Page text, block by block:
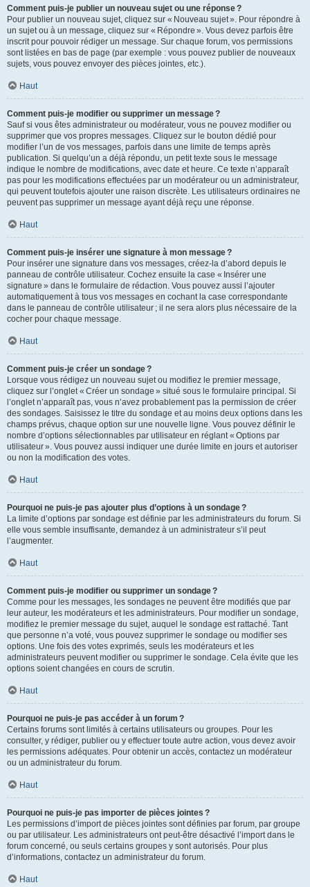
Comment puis-je publier un nouveau sujet ou une réponse ?
Pour publier un nouveau sujet, cliquez sur « Nouveau sujet ». Pour répondre à
un sujet ou à un message, cliquez sur « Répondre ». Vous devez parfois être
inscrit pour pouvoir rédiger un message. Sur chaque forum, vos permissions
sont listées en bas de page (par exemple : vous pouvez publier de nouveaux
sujets, vous pouvez envoyer des pièces jointes, etc.).
Haut
Comment puis-je modifier ou supprimer un message ?
Sauf si vous êtes administrateur ou modérateur, vous ne pouvez modifier ou
supprimer que vos propres messages. Cliquez sur le bouton dédié pour
modifier l’un de vos messages, parfois dans une limite de temps après
publication. Si quelqu’un a déjà répondu, un petit texte sous le message
indique le nombre de modifications, avec date et heure. Ce texte n’apparaît
pas pour les modifications effectuées par un modérateur ou un administrateur,
qui peuvent toutefois ajouter une raison discrète. Les utilisateurs ordinaires ne
peuvent pas supprimer un message ayant déjà reçu une réponse.
Haut
Comment puis-je insérer une signature à mon message ?
Pour insérer une signature dans vos messages, créez-la d’abord depuis le
panneau de contrôle utilisateur. Cochez ensuite la case « Insérer une
signature » dans le formulaire de rédaction. Vous pouvez aussi l’ajouter
automatiquement à tous vos messages en cochant la case correspondante
dans le panneau de contrôle utilisateur ; il ne sera alors plus nécessaire de la
cocher pour chaque message.
Haut
Comment puis-je créer un sondage ?
Lorsque vous rédigez un nouveau sujet ou modifiez le premier message,
cliquez sur l’onglet « Créer un sondage » situé sous le formulaire principal. Si
l’onglet n’apparaît pas, vous n’avez probablement pas la permission de créer
des sondages. Saisissez le titre du sondage et au moins deux options dans les
champs prévus, chaque option sur une nouvelle ligne. Vous pouvez définir le
nombre d’options sélectionnables par utilisateur en réglant « Options par
utilisateur ». Vous pouvez aussi indiquer une durée limite en jours et autoriser
ou non la modification des votes.
Haut
Pourquoi ne puis-je pas ajouter plus d’options à un sondage ?
La limite d’options par sondage est définie par les administrateurs du forum. Si
elle vous semble insuffisante, demandez à un administrateur s’il peut
l’augmenter.
Haut
Comment puis-je modifier ou supprimer un sondage ?
Comme pour les messages, les sondages ne peuvent être modifiés que par
leur auteur, les modérateurs et les administrateurs. Pour modifier un sondage,
modifiez le premier message du sujet, auquel le sondage est rattaché. Tant
que personne n’a voté, vous pouvez supprimer le sondage ou modifier ses
options. Une fois des votes exprimés, seuls les modérateurs et les
administrateurs peuvent modifier ou supprimer le sondage. Cela évite que les
options soient changées en cours de scrutin.
Haut
Pourquoi ne puis-je pas accéder à un forum ?
Certains forums sont limités à certains utilisateurs ou groupes. Pour les
consulter, y rédiger, publier ou y effectuer toute autre action, vous devez avoir
les permissions adéquates. Pour obtenir un accès, contactez un modérateur
ou un administrateur du forum.
Haut
Pourquoi ne puis-je pas importer de pièces jointes ?
Les permissions d’import de pièces jointes sont définies par forum, par groupe
ou par utilisateur. Les administrateurs ont peut-être désactivé l’import dans le
forum concerné, ou seuls certains groupes y sont autorisés. Pour plus
d’informations, contactez un administrateur du forum.
Haut